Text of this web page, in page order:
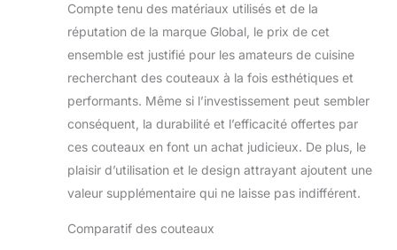
Compte tenu des matériaux utilisés et de la
réputation de la marque Global, le prix de cet
ensemble est justifié pour les amateurs de cuisine
recherchant des couteaux à la fois esthétiques et
performants. Même si l’investissement peut sembler
conséquent, la durabilité et l’efficacité offertes par
ces couteaux en font un achat judicieux. De plus, le
plaisir d’utilisation et le design attrayant ajoutent une
valeur supplémentaire qui ne laisse pas indifférent.
Comparatif des couteaux